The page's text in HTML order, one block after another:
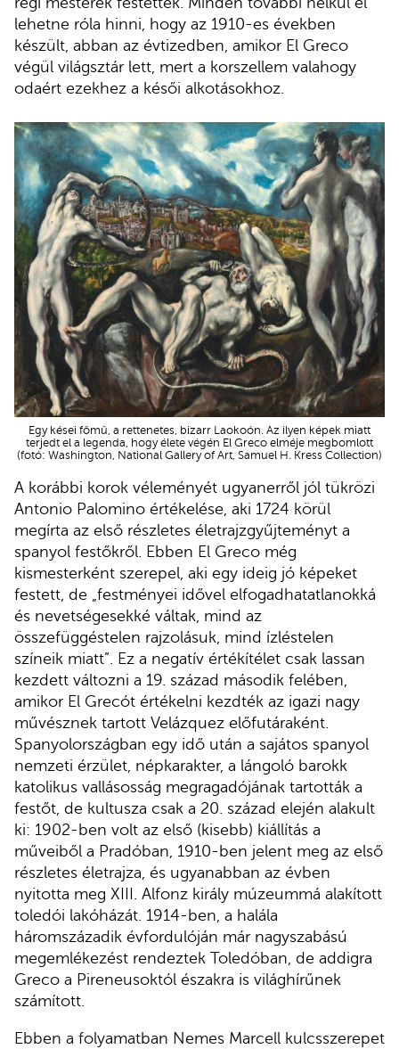
lehetne róla hinni, hogy az 1910-es években
készült, abban az évtizedben, amikor El Greco
végül világsztár lett, mert a korszellem valahogy
odaért ezekhez a késői alkotásokhoz.
Egy kései főmű, a rettenetes, bizarr Laokoón. Az ilyen képek miatt
terjedt el a legenda, hogy élete végén El Greco elméje megbomlott
(fotó: Washington, National Gallery of Art, Samuel H. Kress Collection)
A korábbi korok véleményét ugyanerről jól tükrözi
Antonio Palomino értékelése, aki 1724 körül
megírta az első részletes életrajzgyűjteményt a
spanyol festőkről. Ebben El Greco még
kismesterként szerepel, aki egy ideig jó képeket
festett, de „festményei idővel elfogadhatatlanokká
és nevetségesekké váltak, mind az
összefüggéstelen rajzolásuk, mind ízléstelen
színeik miatt”. Ez a negatív értékítélet csak lassan
kezdett változni a 19. század második felében,
amikor El Grecót értékelni kezdték az igazi nagy
művésznek tartott Velázquez előfutáraként.
Spanyolországban egy idő után a sajátos spanyol
nemzeti érzület, népkarakter, a lángoló barokk
katolikus vallásosság megragadójának tartották a
festőt, de kultusza csak a 20. század elején alakult
ki: 1902-ben volt az első (kisebb) kiállítás a
műveiből a Pradóban, 1910-ben jelent meg az első
részletes életrajza, és ugyanabban az évben
nyitotta meg XIII. Alfonz király múzeummá alakított
toledói lakóházát. 1914-ben, a halála
háromszázadik évfordulóján már nagyszabású
megemlékezést rendeztek Toledóban, de addigra
Greco a Pireneusoktól északra is világhírűnek
számított.
Ebben a folyamatban Nemes Marcell kulcsszerepet